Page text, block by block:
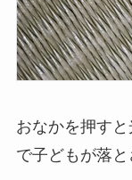
おなかを押す
で子どもが落と